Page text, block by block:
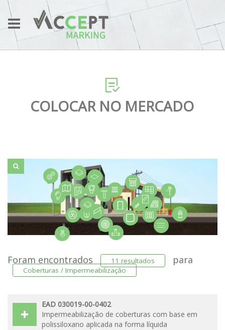
COLOCAR NO MERCADO
Foram encontrados 11 resultados para
Coberturas / Impermeabilização
EAD 030019-00-0402
Impermeabilização de coberturas com base em
polissiloxano aplicada na forma líquida